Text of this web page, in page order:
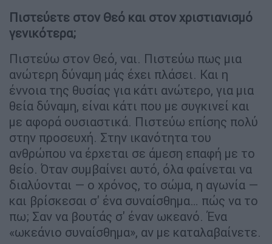
Πιστεύετε στον Θεό και στον χριστιανισμό
γενικότερα;
Πιστεύω στον Θεό, ναι. Πιστεύω πως μια
ανώτερη δύναμη μάς έχει πλάσει. Και η
έννοια της θυσίας για κάτι ανώτερο, για μια
θεία δύναμη, είναι κάτι που με συγκινεί και
με αφορά ουσιαστικά. Πιστεύω επίσης πολύ
στην προσευχή. Στην ικανότητα του
ανθρώπου να έρχεται σε άμεση επαφή με το
θείο. Όταν συμβαίνει αυτό, όλα φαίνεται να
διαλύονται — ο χρόνος, το σώμα, η αγωνία —
και βρίσκεσαι σ' ένα συναίσθημα… πώς να το
πω; Σαν να βουτάς σ' έναν ωκεανό. Ένα
«ωκεάνιο συναίσθημα», αν με καταλαβαίνετε.